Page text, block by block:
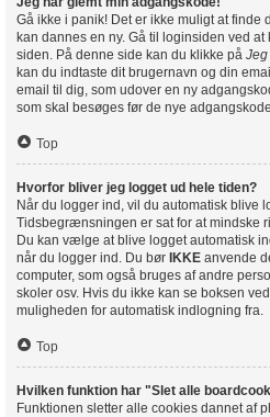
Gå ikke i panik! Det er ikke muligt at finde
kan dannes en ny. Gå til loginsiden ved
siden. På denne side kan du klikke på
kan du indtaste dit brugernavn og din
email til dig, som udover en ny
som skal besøges før de nye
Top
Hvorfor bliver jeg logget ud hele tiden?
Når du logger ind, vil du automatisk blive
Tidsbegrænsningen er sat for at mindske
Du kan vælge at blive logget automatisk
når du logger ind. Du bør IKKE anvende
computer, som også bruges af andre
skoler osv. Hvis du ikke kan se boksen
muligheden for automatisk indlogning fra.
Top
Hvilken funktion har "Slet alle
Funktionen sletter alle cookies dannet af